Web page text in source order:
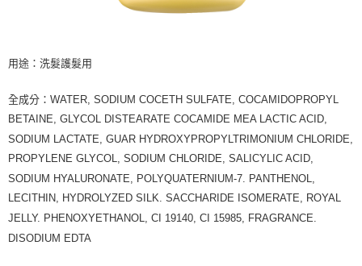
用途：洗髮護髮用
全成分： WATER, SODIUM COCETH SULFATE, COCAMIDOPROPYL
BETAINE, GLYCOL DISTEARATE COCAMIDE MEA LACTIC ACID,
SODIUM LACTATE, GUAR HYDROXYPROPYLTRIMONIUM CHLORIDE,
PROPYLENE GLYCOL, SODIUM CHLORIDE, SALICYLIC ACID,
SODIUM HYALURONATE, POLYQUATERNIUM-7. PANTHENOL,
LECITHIN, HYDROLYZED SILK. SACCHARIDE ISOMERATE, ROYAL
JELLY. PHENOXYETHANOL, CI 19140, CI 15985, FRAGRANCE.
DISODIUM EDTA